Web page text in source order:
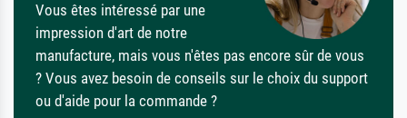
Vous êtes intéressé par une
impression d'art de notre
manufacture, mais vous n'êtes pas encore sûr de vous
? Vous avez besoin de conseils sur le choix du support
ou d'aide pour la commande ?